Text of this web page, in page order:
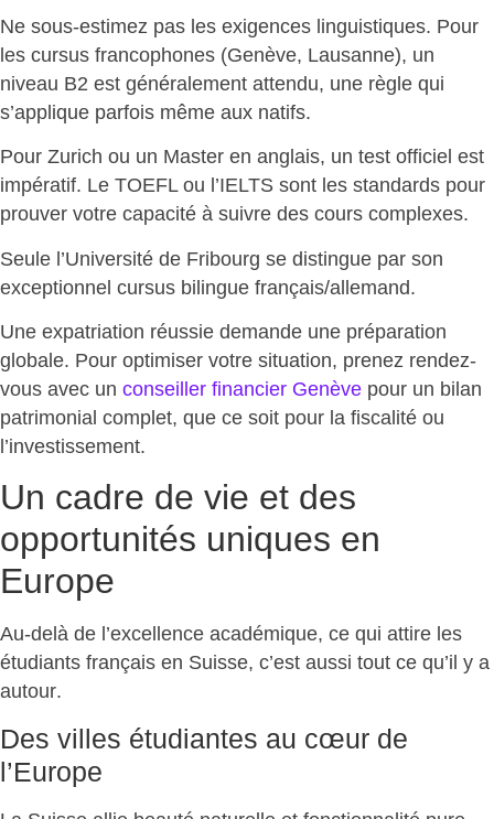
Ne sous-estimez pas les exigences linguistiques. Pour
les cursus francophones (Genève, Lausanne), un
niveau B2 est généralement attendu, une règle qui
s’applique parfois même aux natifs.
Pour Zurich ou un Master en anglais, un test officiel est
impératif. Le TOEFL ou l’IELTS sont les standards pour
prouver votre capacité à suivre des cours complexes.
Seule l’Université de Fribourg se distingue par son
exceptionnel cursus bilingue français/allemand.
Une expatriation réussie demande une préparation
globale. Pour optimiser votre situation, prenez rendez-
vous avec un conseiller financier Genève pour un bilan
patrimonial complet, que ce soit pour la fiscalité ou
l’investissement.
Un cadre de vie et des
opportunités uniques en
Europe
Au-delà de l’excellence académique, ce qui attire les
étudiants français en Suisse, c’est aussi tout ce qu’il y a
autour.
Des villes étudiantes au cœur de
l’Europe